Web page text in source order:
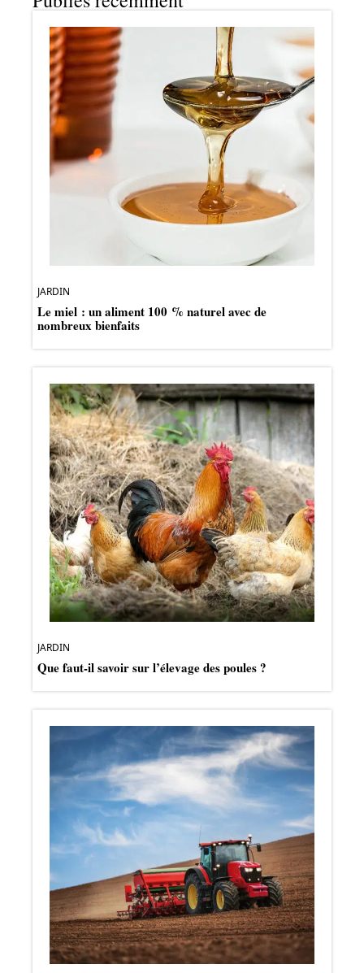
JARDIN
Le miel : un aliment 100 % naturel avec de
nombreux bienfaits
JARDIN
Que faut-il savoir sur l’élevage des poules ?